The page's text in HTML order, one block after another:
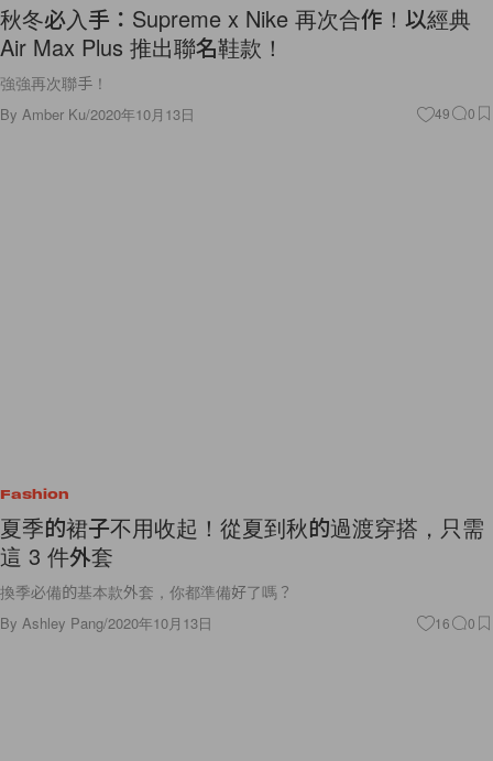
秋冬必入手：Supreme x Nike 再次合作！以經典
Air Max Plus 推出聯名鞋款！
強強再次聯手！
By Amber Ku/2020年10月13日 49 0
Fashion
夏季的裙子不用收起！從夏到秋的過渡穿搭，只需
這 3 件外套
換季必備的基本款外套，你都準備好了嗎？
By Ashley Pang/2020年10月13日 16 0